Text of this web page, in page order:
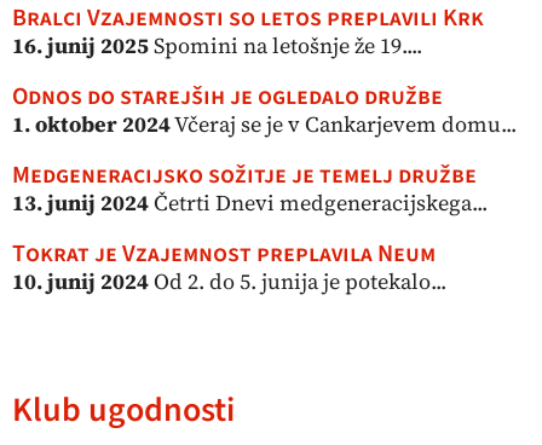
Bralci Vzajemnosti so letos preplavili Krk
16. junij 2025Spomini na letošnje že 19....
Odnos do starejših je ogledalo družbe
1. oktober 2024Včeraj se je v Cankarjevem domu...
Medgeneracijsko sožitje je temelj družbe
13. junij 2024Četrti Dnevi medgeneracijskega...
Tokrat je Vzajemnost preplavila Neum
10. junij 2024Od 2. do 5. junija je potekalo...
Klub ugodnosti